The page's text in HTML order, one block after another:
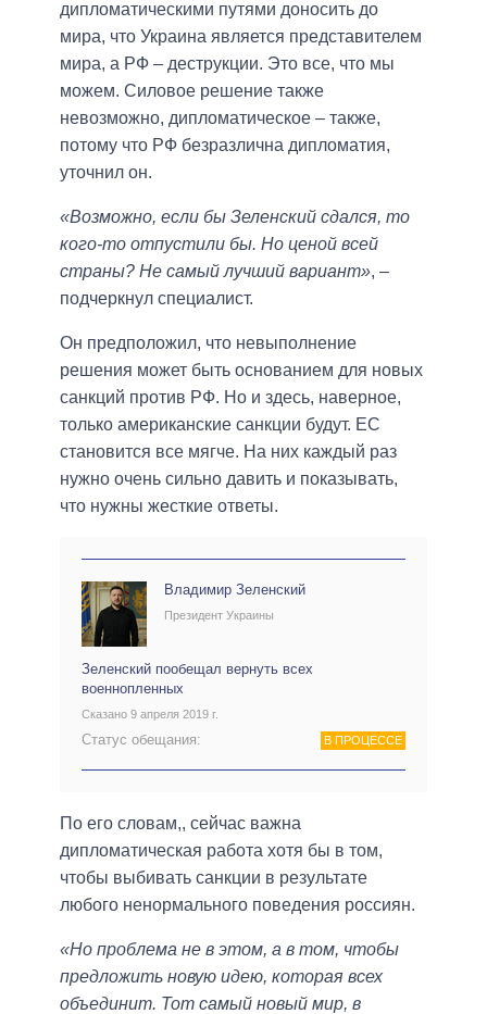
дипломатическими путями доносить до
мира, что Украина является представителем
мира, а РФ – деструкции. Это все, что мы
можем. Силовое решение также
невозможно, дипломатическое – также,
потому что РФ безразлична дипломатия,
уточнил он.
«Возможно, если бы Зеленский сдался, то
кого-то отпустили бы. Но ценой всей
страны? Не самый лучший вариант», –
подчеркнул специалист.
Он предположил, что невыполнение
решения может быть основанием для новых
санкций против РФ. Но и здесь, наверное,
только американские санкции будут. ЕС
становится все мягче. На них каждый раз
нужно очень сильно давить и показывать,
что нужны жесткие ответы.
Владимир Зеленский
Президент Украины
Зеленский пообещал вернуть всех
военнопленных
Сказано 9 апреля 2019 г.
Статус обещания: В ПРОЦЕССЕ
По его словам,, сейчас важна
дипломатическая работа хотя бы в том,
чтобы выбивать санкции в результате
любого ненормального поведения россиян.
«Но проблема не в этом, а в том, чтобы
предложить новую идею, которая всех
объединит. Тот самый новый мир, в